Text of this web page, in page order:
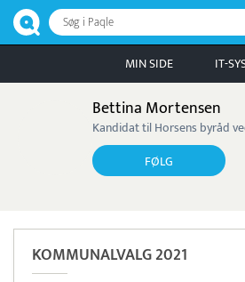
Søg i Paqle
MIN SIDE IT-
Bettina Mortensen
Kandidat til Horsens byråd
FØLG
KOMMUNALVALG 2021